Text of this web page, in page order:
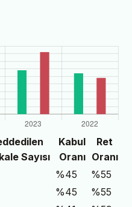
Sayısı
Kabul
Oranı
Ret
Oranı
%45
%55
%45
%55